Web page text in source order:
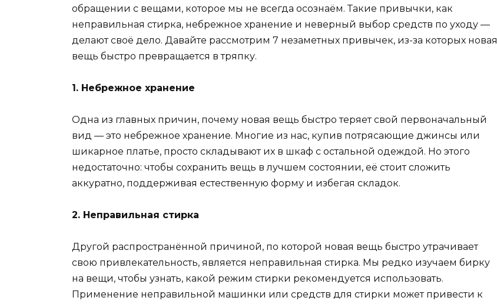
обращении с вещами, которое мы не всегда осознаём. Такие привычки, как
неправильная стирка, небрежное хранение и неверный выбор средств по уходу —
делают своё дело. Давайте рассмотрим 7 незаметных привычек, из-за которых новая
вещь быстро превращается в тряпку.
1. Небрежное хранение
Одна из главных причин, почему новая вещь быстро теряет свой первоначальный
вид — это небрежное хранение. Многие из нас, купив потрясающие джинсы или
шикарное платье, просто складывают их в шкаф с остальной одеждой. Но этого
недостаточно: чтобы сохранить вещь в лучшем состоянии, её стоит сложить
аккуратно, поддерживая естественную форму и избегая складок.
2. Неправильная стирка
Другой распространённой причиной, по которой новая вещь быстро утрачивает
свою привлекательность, является неправильная стирка. Мы редко изучаем бирку
на вещи, чтобы узнать, какой режим стирки рекомендуется использовать.
Применение неправильной машинки или средств для стирки может привести к